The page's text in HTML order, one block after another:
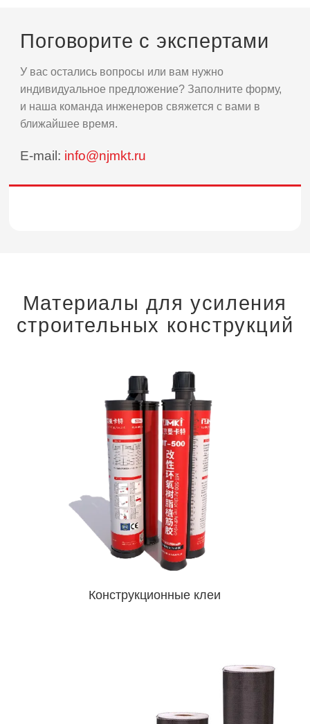
Поговорите с экспертами
У вас остались вопросы или вам нужно
индивидуальное предложение? Заполните форму,
и наша команда инженеров свяжется с вами в
ближайшее время.
E-mail: info@njmkt.ru
Материалы для усиления
строительных конструкций
Конструкционные клеи